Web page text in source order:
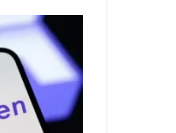
تكشف
عن
ترقية
كبرى
لنموذج